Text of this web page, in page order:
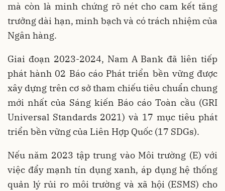
mà còn là minh chứng rõ nét cho cam kết tăng
trưởng dài hạn, minh bạch và có trách nhiệm của
Ngân hàng.
Giai đoạn 2023-2024, Nam A Bank đã liên tiếp
phát hành 02 Báo cáo Phát triển bền vững được
xây dựng trên cơ sở tham chiếu tiêu chuẩn chung
mới nhất của Sáng kiến Báo cáo Toàn cầu (GRI
Universal Standards 2021) và 17 mục tiêu phát
triển bền vững của Liên Hợp Quốc (17 SDGs).
Nếu năm 2023 tập trung vào Môi trường (E) với
việc đẩy mạnh tín dụng xanh, áp dụng hệ thống
quản lý rủi ro môi trường và xã hội (ESMS) cho